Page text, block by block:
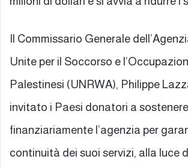
Il Commissario Generale
Unite per il Soccorso e
Palestinesi (UNRWA), Philippe
invitato i Paesi donatori a sostenere
finanziariamente l’agenzia per
continuità dei suoi servizi, alla luce